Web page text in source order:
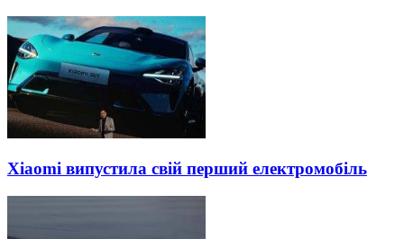
Xiaomi випустила свій перший електромобіль